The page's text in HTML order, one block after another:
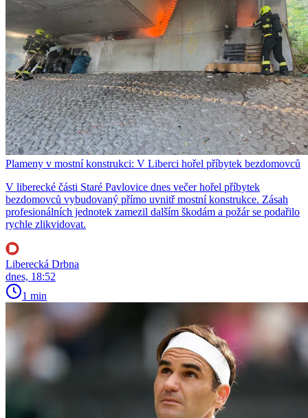
Plameny v mostní konstrukci: V Liberci hořel příbytek bezdomovců
V liberecké části Staré Pavlovice dnes večer hořel příbytek
bezdomovců vybudovaný přímo uvnitř mostní konstrukce. Zásah
profesionálních jednotek zamezil dalším škodám a požár se podařilo
rychle zlikvidovat.
Liberecká Drbna
dnes, 18:52
1 min